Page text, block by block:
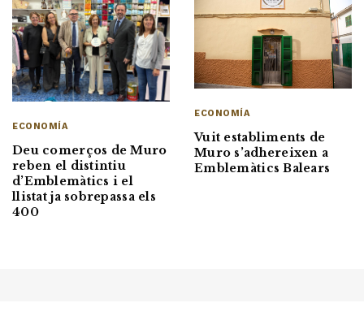
ECONOMÍA
Deu comerços de Muro
reben el distintiu
d’Emblemàtics i el
llistat ja sobrepassa els
400
ECONOMÍA
Vuit establiments de
Muro s’adhereixen a
Emblemàtics Balears